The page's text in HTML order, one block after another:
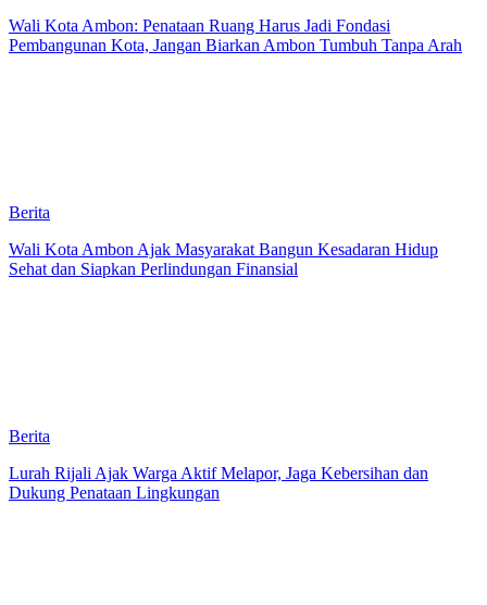
Wali Kota Ambon: Penataan Ruang Harus Jadi Fondasi
Pembangunan Kota, Jangan Biarkan Ambon Tumbuh Tanpa Arah
Berita
Wali Kota Ambon Ajak Masyarakat Bangun Kesadaran Hidup
Sehat dan Siapkan Perlindungan Finansial
Berita
Lurah Rijali Ajak Warga Aktif Melapor, Jaga Kebersihan dan
Dukung Penataan Lingkungan